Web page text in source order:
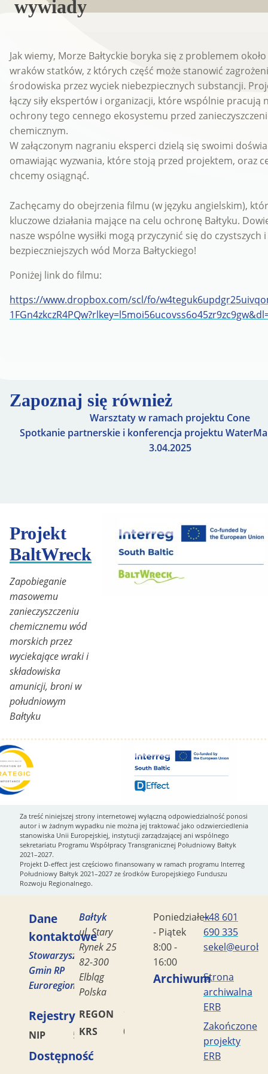
wywiady
Jak wiemy, Morze Bałtyckie boryka się z problemem
wraków statków, z których część może stanowić
środowiska przez wyciek niebezpiecznych substancji.
łączy siły ekspertów i organizacji, które wspólnie pracują
ochrony tego cennego ekosystemu przed
chemicznym.
W załączonym nagraniu eksperci dzielą się swoimi
omawiając wyzwania, które stoją przed projektem, oraz
chcemy osiągnąć.
Zachęcamy do obejrzenia filmu (w języku angielskim),
kluczowe działania mające na celu ochronę Bałtyku.
nasze wspólne wysiłki mogą przyczynić się do czystszych i
bezpieczniejszych wód Morza Bałtyckiego!
Poniżej link do filmu:
https://www.dropbox.com/scl/fo/
Zapoznaj się również
Warsztaty w ramach projektu Cone
Spotkanie partnerskie i konferencja projektu
3.04.2025
Projekt
BaltWreck
Zapobieganie
masowemu
zanieczyszczeniu
chemicznemu wód
morskich przez
wyciekające wraki i
składowiska
amunicji, broni w
południowym
Bałtyku
Za treść niniejszej strony internetowej wyłączną odpowiedzialność ponosi
autor i w żadnym wypadku nie można jej traktować jako odzwierciedlenia
stanowiska Unii Europejskiej, instytucji zarządzającej ani wspólnego
sekretariatu Programu Współpracy Transgranicznej Południowy Bałtyk
2021–2027.
Projekt D-effect jest częściowo finansowany w ramach programu Interreg
Południowy Bałtyk 2021–2027 ze środków Europejskiego Funduszu
Rozwoju Regionalnego.
Dane
kontaktowe
Stowarzyszenie
Gmin RP
Euroregion
Bałtyk
ul. Stary
Rynek 25
82-300
Elbląg
Polska
Rejestry
NIP 5782449856
REGON
170419477
KRS
0000042453
Dostępność
Poniedziałek
- Piątek
8:00 -
16:00
+48 601
690 335
ArchiwumStrona
archiwalna
ERB
Zakończone
projekty
ERB